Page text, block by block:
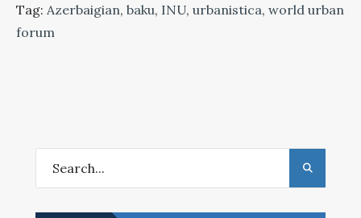
Tag: Azerbaigian, baku, INU, urbanistica, world urban
forum